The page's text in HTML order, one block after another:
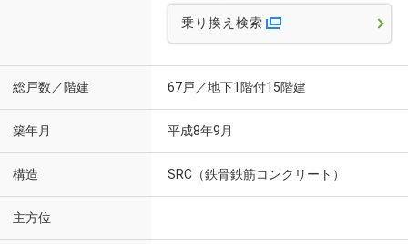
乗り換え検索
総戸数／階建 67戸／地下1階付15階建
築年月 平成8年9月
構造 SRC（鉄骨鉄筋コンクリート）
主方位